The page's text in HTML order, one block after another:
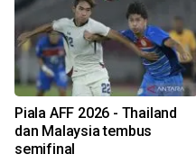
Piala AFF 2026 - Thailand
dan Malaysia tembus
semifinal